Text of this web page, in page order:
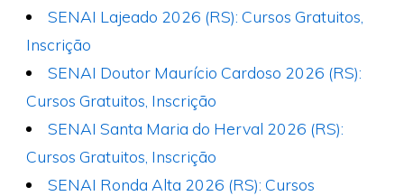
SENAI Lajeado 2026 (RS): Cursos Gratuitos,
Inscrição
SENAI Doutor Maurício Cardoso 2026 (RS):
Cursos Gratuitos, Inscrição
SENAI Santa Maria do Herval 2026 (RS):
Cursos Gratuitos, Inscrição
SENAI Ronda Alta 2026 (RS): Cursos